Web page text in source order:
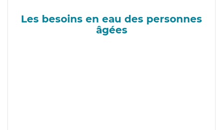
Les besoins en eau des personnes
âgées